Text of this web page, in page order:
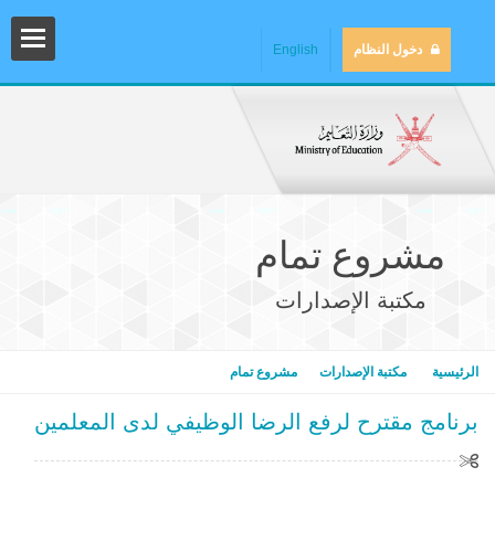
دخول النظام English
مشروع تمام
مكتبة الإصدارات
الرئيسية مكتبة الإصدارات مشروع تمام
برنامج مقترح لرفع الرضا الوظيفي لدى المعلمين